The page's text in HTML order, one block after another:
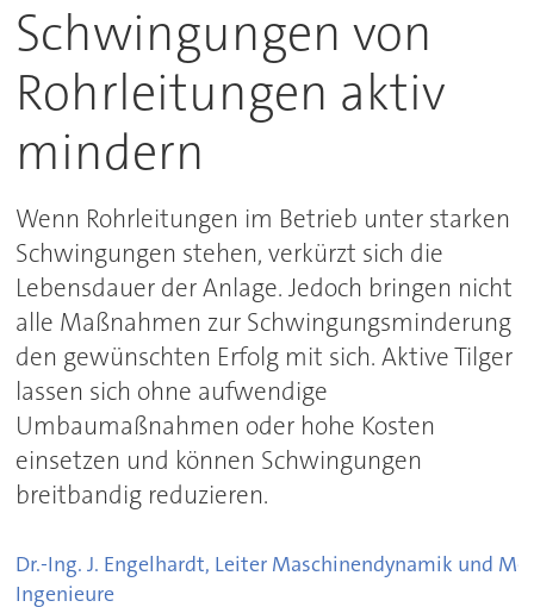
Schwingungen von
Rohrleitungen aktiv
mindern
Wenn Rohrleitungen im Betrieb unter starken
Schwingungen stehen, verkürzt sich die
Lebensdauer der Anlage. Jedoch bringen nicht
alle Maßnahmen zur Schwingungsminderung
den gewünschten Erfolg mit sich. Aktive Tilger
lassen sich ohne aufwendige
Umbaumaßnahmen oder hohe Kosten
einsetzen und können Schwingungen
breitbandig reduzieren.
Dr.-Ing. J. Engelhardt, Leiter Maschinendynamik und
Ingenieure